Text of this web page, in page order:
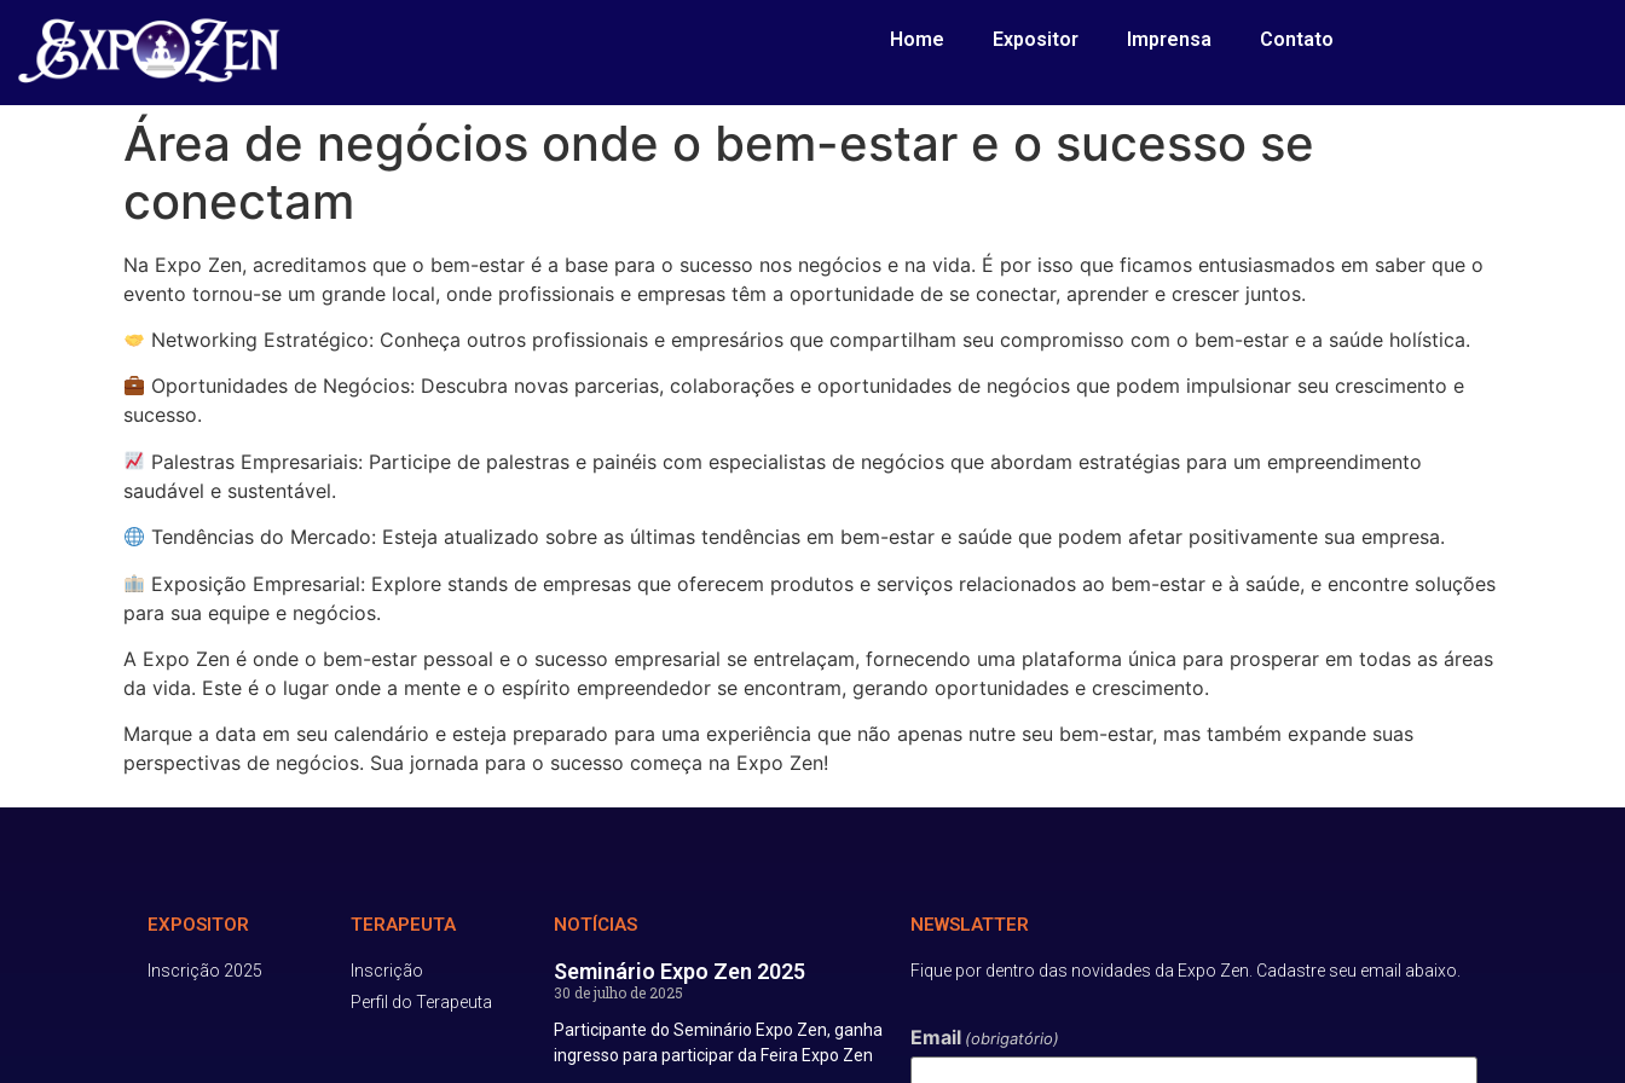
Home Expositor Imprensa Contato
Área de negócios onde o bem-estar e o sucesso se
conectam
Na Expo Zen, acreditamos que o bem-estar é a base para o sucesso nos negócios e na vida. É por isso que ficamos entusiasmados em saber que o
evento tornou-se um grande local, onde profissionais e empresas têm a oportunidade de se conectar, aprender e crescer juntos.
Networking Estratégico: Conheça outros profissionais e empresários que compartilham seu compromisso com o bem-estar e a saúde holística.
Oportunidades de Negócios: Descubra novas parcerias, colaborações e oportunidades de negócios que podem impulsionar seu crescimento e
sucesso.
Palestras Empresariais: Participe de palestras e painéis com especialistas de negócios que abordam estratégias para um empreendimento
saudável e sustentável.
Tendências do Mercado: Esteja atualizado sobre as últimas tendências em bem-estar e saúde que podem afetar positivamente sua empresa.
Exposição Empresarial: Explore stands de empresas que oferecem produtos e serviços relacionados ao bem-estar e à saúde, e encontre soluções
para sua equipe e negócios.
A Expo Zen é onde o bem-estar pessoal e o sucesso empresarial se entrelaçam, fornecendo uma plataforma única para prosperar em todas as áreas
da vida. Este é o lugar onde a mente e o espírito empreendedor se encontram, gerando oportunidades e crescimento.
Marque a data em seu calendário e esteja preparado para uma experiência que não apenas nutre seu bem-estar, mas também expande suas
perspectivas de negócios. Sua jornada para o sucesso começa na Expo Zen!
EXPOSITOR
Inscrição 2025
TERAPEUTA
Inscrição
Perfil do Terapeuta
NOTÍCIAS
Seminário Expo Zen 2025
30 de julho de 2025
Participante do Seminário Expo Zen, ganha
ingresso para participar da Feira Expo Zen
NEWSLATTER
Fique por dentro das novidades da Expo Zen. Cadastre seu email abaixo.
Email (obrigatório)